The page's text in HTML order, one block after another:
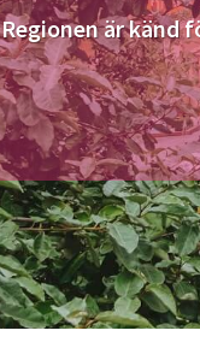
Regionen är känd